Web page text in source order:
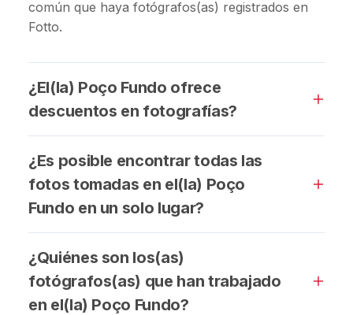
común que haya fotógrafos(as) registrados en
Fotto.
¿El(la) Poço Fundo ofrece
descuentos en fotografías?
¿Es posible encontrar todas las
fotos tomadas en el(la) Poço
Fundo en un solo lugar?
¿Quiénes son los(as)
fotógrafos(as) que han trabajado
en el(la) Poço Fundo?